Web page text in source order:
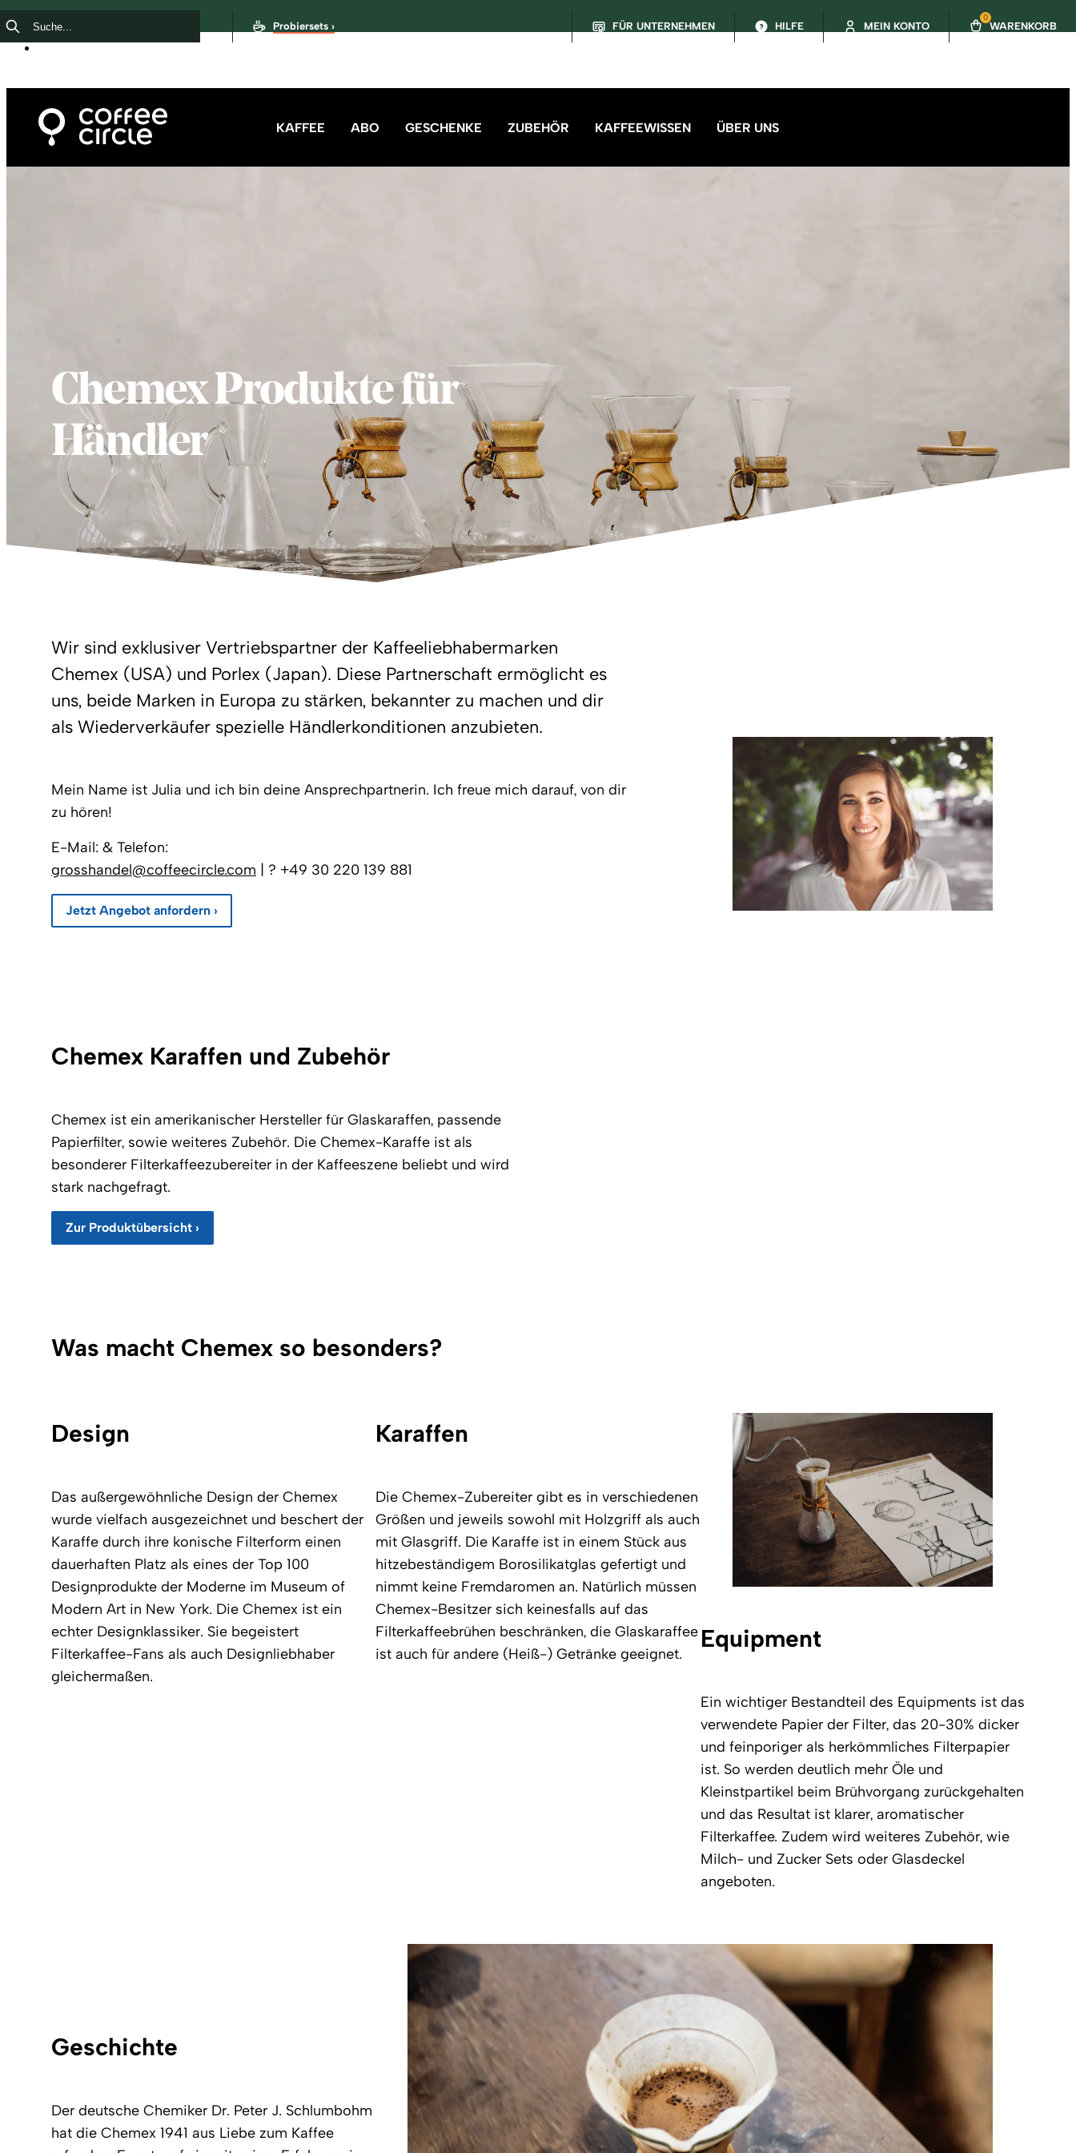
Probiersets › FÜR UNTERNEHMEN HILFE MEIN KONTO
0
WARENKORB
KAFFEE ABO GESCHENKE ZUBEHÖR KAFFEEWISSEN ÜBER UNS
Chemex Produkte für
Händler
Wir sind exklusiver Vertriebspartner der Kaffeeliebhabermarken
Chemex (USA) und Porlex (Japan). Diese Partnerschaft ermöglicht es
uns, beide Marken in Europa zu stärken, bekannter zu machen und dir
als Wiederverkäufer spezielle Händlerkonditionen anzubieten.
Mein Name ist Julia und ich bin deine Ansprechpartnerin. Ich freue mich darauf, von dir
zu hören!
E-Mail: & Telefon:
grosshandel@coffeecircle.com | ? +49 30 220 139 881
Jetzt Angebot anfordern ›
Chemex Karaffen und Zubehör
Chemex ist ein amerikanischer Hersteller für Glaskaraffen, passende
Papierfilter, sowie weiteres Zubehör. Die Chemex-Karaffe ist als
besonderer Filterkaffeezubereiter in der Kaffeeszene beliebt und wird
stark nachgefragt.
Zur Produktübersicht ›
Was macht Chemex so besonders?
Design
Das außergewöhnliche Design der Chemex
wurde vielfach ausgezeichnet und beschert der
Karaffe durch ihre konische Filterform einen
dauerhaften Platz als eines der Top 100
Designprodukte der Moderne im Museum of
Modern Art in New York. Die Chemex ist ein
echter Designklassiker. Sie begeistert
Filterkaffee-Fans als auch Designliebhaber
gleichermaßen.
Karaffen
Die Chemex-Zubereiter gibt es in verschiedenen
Größen und jeweils sowohl mit Holzgriff als auch
mit Glasgriff. Die Karaffe ist in einem Stück aus
hitzebeständigem Borosilikatglas gefertigt und
nimmt keine Fremdaromen an. Natürlich müssen
Chemex-Besitzer sich keinesfalls auf das
Filterkaffeebrühen beschränken, die Glaskaraffee
ist auch für andere (Heiß-) Getränke geeignet.
Equipment
Ein wichtiger Bestandteil des Equipments ist das
verwendete Papier der Filter, das 20-30% dicker
und feinporiger als herkömmliches Filterpapier
ist. So werden deutlich mehr Öle und
Kleinstpartikel beim Brühvorgang zurückgehalten
und das Resultat ist klarer, aromatischer
Filterkaffee. Zudem wird weiteres Zubehör, wie
Milch- und Zucker Sets oder Glasdeckel
angeboten.
Geschichte
Der deutsche Chemiker Dr. Peter J. Schlumbohm
hat die Chemex 1941 aus Liebe zum Kaffee